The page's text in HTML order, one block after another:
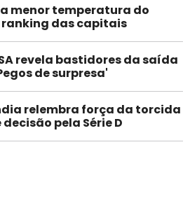
menor temperatura do
ranking das capitais
revela bastidores da saída
de surpresa'
relembra força da torcida
pela Série D